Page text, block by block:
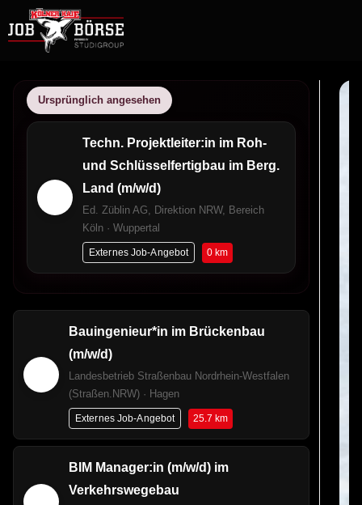
Ursprünglich angesehen
Techn. Projektleiter:in im Roh-
und Schlüsselfertigbau im Berg.
Land (m/w/d)
Ed. Züblin AG, Direktion NRW, Bereich
Köln · Wuppertal
Externes Job-Angebot 0 km
Bauingenieur*in im Brückenbau
(m/w/d)
Landesbetrieb Straßenbau Nordrhein-Westfalen
(Straßen.NRW) · Hagen
Externes Job-Angebot 25.7 km
BIM Manager:in (m/w/d) im
Verkehrswegebau